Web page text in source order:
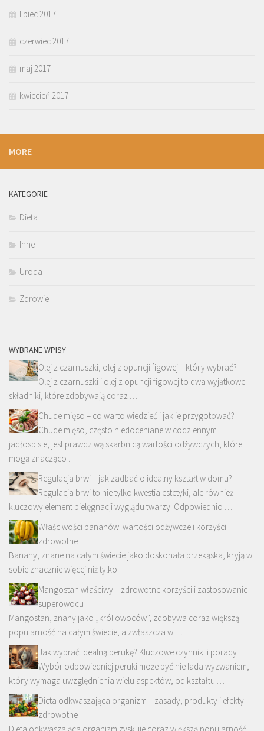
lipiec 2017
czerwiec 2017
maj 2017
kwiecień 2017
MORE
KATEGORIE
Dieta
Inne
Uroda
Zdrowie
WYBRANE WPISY
Olej z czarnuszki, olej z opuncji figowej – który wybrać?
Olej z czarnuszki i olej z opuncji figowej to dwa wyjątkowe
składniki, które zdobywają coraz …
Chude mięso – co warto wiedzieć i jak je przygotować?
Chude mięso, często niedoceniane w codziennym
jadłospisie, jest prawdziwą skarbnicą wartości odżywczych, które
mogą znacząco …
Regulacja brwi – jak zadbać o idealny kształt w domu?
Regulacja brwi to nie tylko kwestia estetyki, ale również
kluczowy element pielęgnacji wyglądu twarzy. Odpowiednio …
Właściwości bananów: wartości odżywcze i korzyści
zdrowotne
Banany, znane na całym świecie jako doskonała przekąska, kryją w
sobie znacznie więcej niż tylko …
Mangostan właściwy – zdrowotne korzyści i zastosowanie
superowocu
Mangostan, znany jako „król owoców”, zdobywa coraz większą
popularność na całym świecie, a zwłaszcza w …
Jak wybrać idealną perukę? Kluczowe czynniki i porady
Wybór odpowiedniej peruki może być nie lada wyzwaniem,
który wymaga uwzględnienia wielu aspektów, od kształtu …
Dieta odkwaszająca organizm – zasady, produkty i efekty
zdrowotne